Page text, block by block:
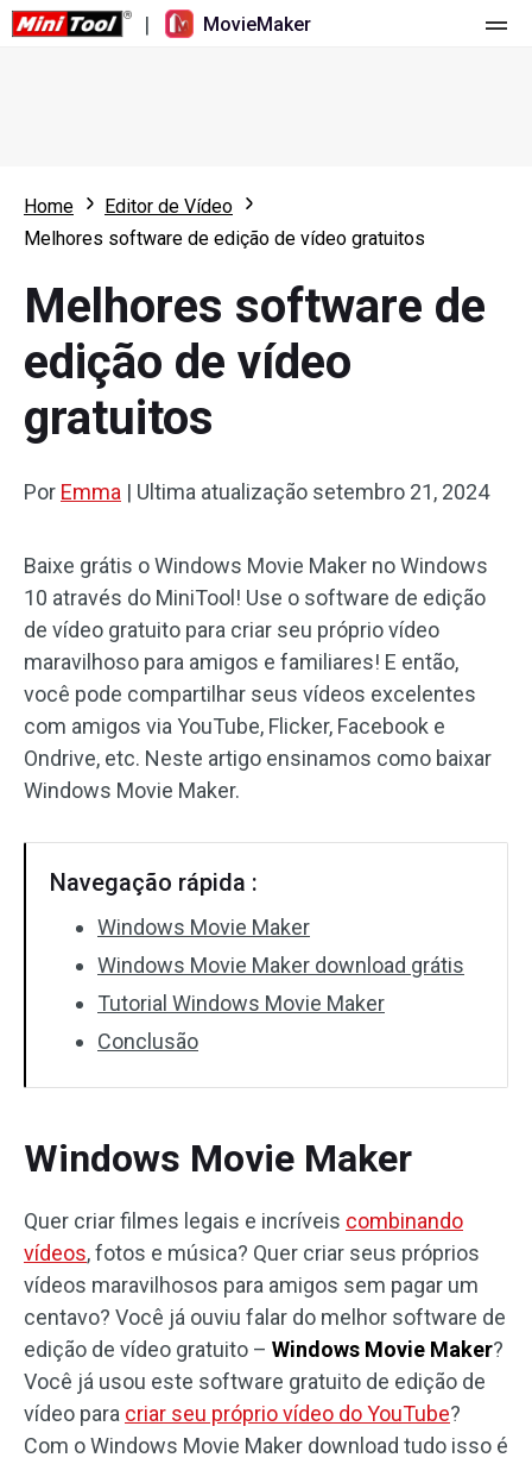
| MovieMaker
Novidades
Visão geral
Edição multipista
Proporção de tela
Efeitos de áudio
Texto/Elemento
Efeitos de vídeo
Cor do vídeo
Girar/Inverter
Sem marca d'água
Recursos
Manual do usuário
Dicas de edição de vídeo
Ferramentas de vídeo
Gravador de ecrã
Conversor de vídeo
Home
Editor de Vídeo
Melhores software de edição de vídeo gratuitos
Melhores software de
edição de vídeo
gratuitos
Por Emma | Ultima atualização setembro 21, 2024
Baixe grátis o Windows Movie Maker no Windows
10 através do MiniTool! Use o software de edição
de vídeo gratuito para criar seu próprio vídeo
maravilhoso para amigos e familiares! E então,
você pode compartilhar seus vídeos excelentes
com amigos via YouTube, Flicker, Facebook e
Ondrive, etc. Neste artigo ensinamos como baixar
Windows Movie Maker.
Navegação rápida :
Windows Movie Maker
Windows Movie Maker download grátis
Tutorial Windows Movie Maker
Conclusão
Windows Movie Maker
Quer criar filmes legais e incríveis combinando
vídeos, fotos e música? Quer criar seus próprios
vídeos maravilhosos para amigos sem pagar um
centavo? Você já ouviu falar do melhor software de
edição de vídeo gratuito – Windows Movie Maker?
Você já usou este software gratuito de edição de
vídeo para criar seu próprio vídeo do YouTube?
Com o Windows Movie Maker download tudo isso é